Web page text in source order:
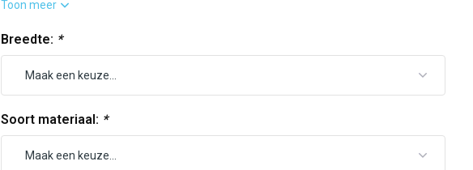
Toon meer
Breedte: *
Soort materiaal: *